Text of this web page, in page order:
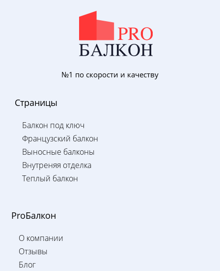
№1 по скорости и качеству
Страницы
Балкон под ключ
Французский балкон
Выносные балконы
Внутреняя отделка
Теплый балкон
ProБалкон
О компании
Отзывы
Блог